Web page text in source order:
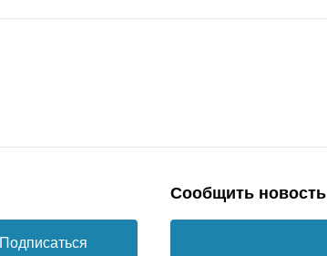
Подписаться
Сообщить новость